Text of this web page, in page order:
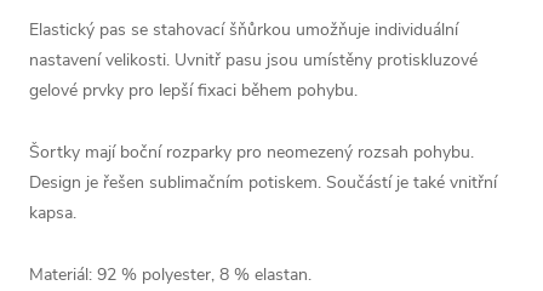
Elastický pas se stahovací šňůrkou umožňuje individuální
nastavení velikosti. Uvnitř pasu jsou umístěny protiskluzové
gelové prvky pro lepší fixaci během pohybu.
Šortky mají boční rozparky pro neomezený rozsah pohybu.
Design je řešen sublimačním potiskem. Součástí je také vnitřní
kapsa.
Materiál: 92 % polyester, 8 % elastan.